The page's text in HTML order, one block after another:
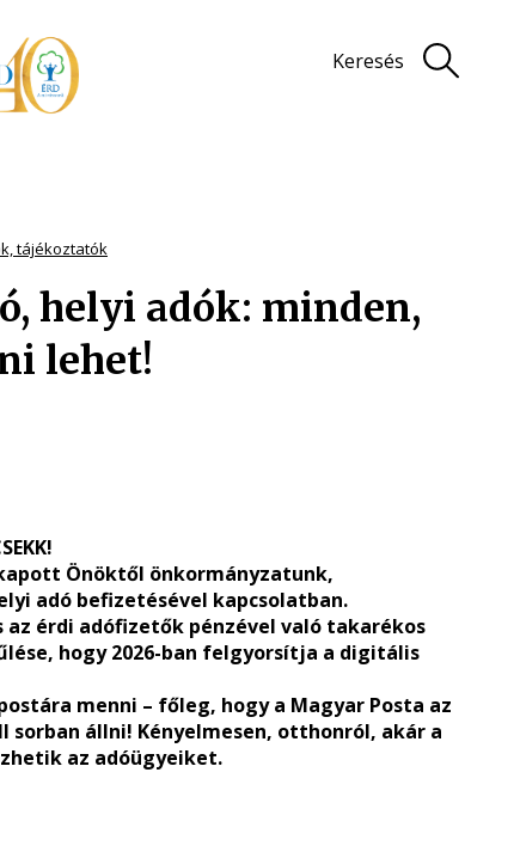
Keresés
tájékoztatók
helyi adók: minden,
lehet!
Önöktől önkormányzatunk,
adó befizetésével kapcsolatban.
érdi adófizetők pénzével való takarékos
hogy 2026-ban felgyorsítja a digitális
menni – főleg, hogy a Magyar Posta az
állni! Kényelmesen, otthonról, akár a
az adóügyeiket.